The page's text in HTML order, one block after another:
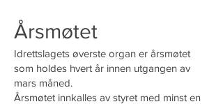
Årsmøtet
Idrettslagets øverste organ er årsmøtet
som holdes hvert år innen utgangen av
mars måned.
Årsmøtet innkalles av styret med minst en